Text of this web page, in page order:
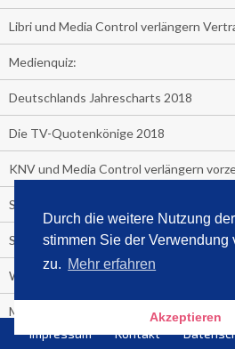
Durch die weitere Nutzung
stimmen Sie der Verwendung
zu. Mehr erfahren
Akzeptieren
Libri und Media Control verlängern
Medienquiz:
Deutschlands Jahrescharts 2018
Die TV-Quotenkönige 2018
KNV und Media Control verlängern
STRENG VERTRAULICH
Streaming verändert TV?
Welcher TV-Sender hat seine
Michelle for President!
Impressum Kontakt